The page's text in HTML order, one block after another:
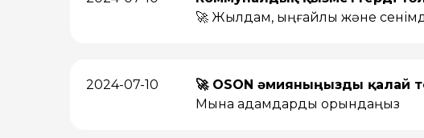
🚀 Жылдам, ыңғайлы және
2024-07-10
🚀 OSON әмияныңызды қалай
Мына қадамдарды орындаңыз